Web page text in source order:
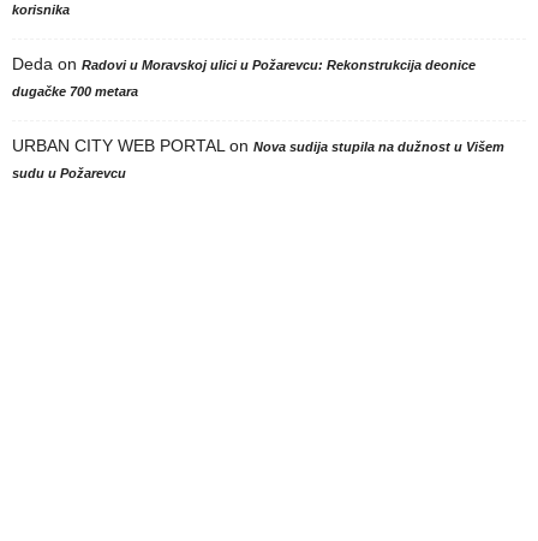
korisnika
Deda on Radovi u Moravskoj ulici u Požarevcu: Rekonstrukcija deonice
dugačke 700 metara
URBAN CITY WEB PORTAL on Nova sudija stupila na dužnost u Višem
sudu u Požarevcu